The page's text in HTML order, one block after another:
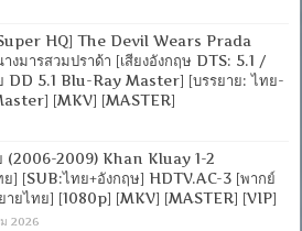
HQ] The Devil Wears Prada
งมารสวมปราด้า [เสียงอังกฤษ DTS: 5.1 /
DD 5.1 Blu-Ray Master] [บรรยาย: ไทย-
[MKV] [MASTER]
(2006-2009) Khan Kluay 1-2
ย] [SUB:ไทย+อังกฤษ] HDTV.AC-3 [พากย์
ายไทย] [1080p] [MKV] [MASTER] [VIP]
2026